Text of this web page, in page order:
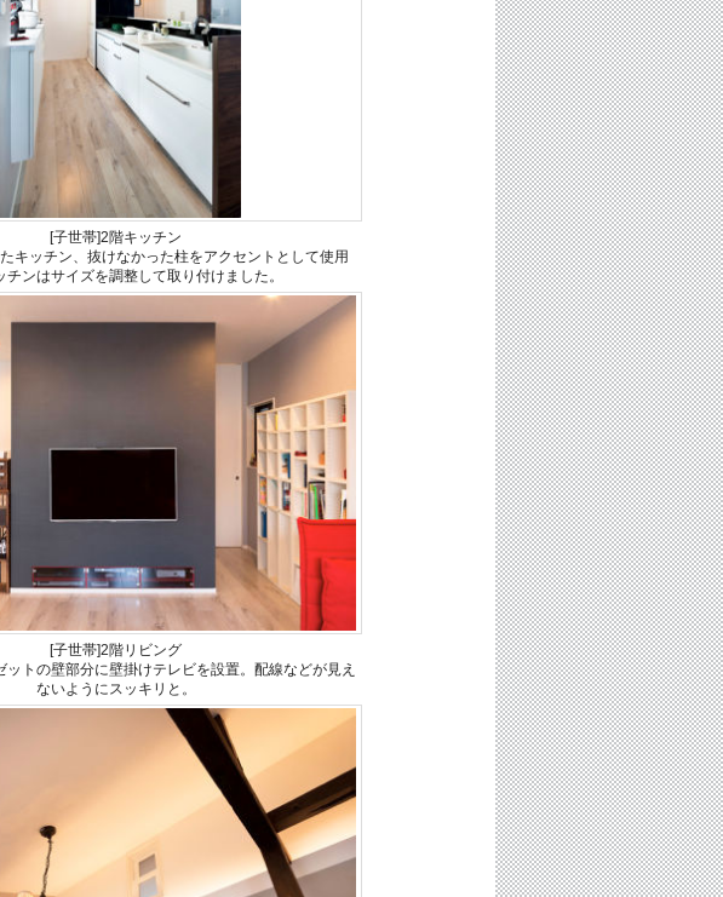
[子世帯]2階キッチン
キッチン、抜けなかった柱をアクセントとして使用
チンはサイズを調整して取り付けました。
[子世帯]2階リビング
ットの壁部分に壁掛けテレビを設置。配線などが見え
ないようにスッキリと。